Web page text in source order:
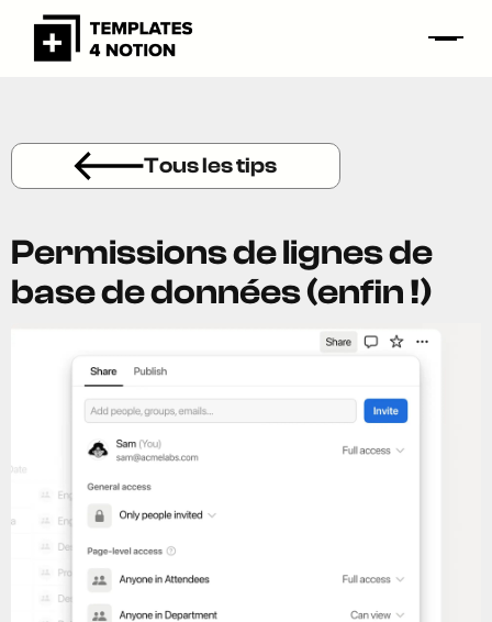
Tous les tips
Permissions de lignes de
base de données (enfin !)